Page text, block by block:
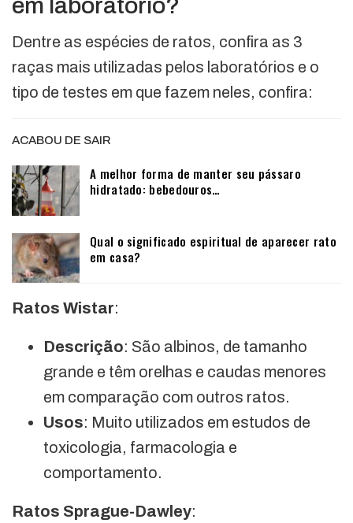
em laboratório?
Dentre as espécies de ratos, confira as 3
raças mais utilizadas pelos laboratórios e o
tipo de testes em que fazem neles, confira:
ACABOU DE SAIR
A melhor forma de manter seu pássaro
hidratado: bebedouros…
Qual o significado espiritual de aparecer rato
em casa?
Ratos Wistar:
Descrição: São albinos, de tamanho
grande e têm orelhas e caudas menores
em comparação com outros ratos.
Usos: Muito utilizados em estudos de
toxicologia, farmacologia e
comportamento.
Ratos Sprague-Dawley: